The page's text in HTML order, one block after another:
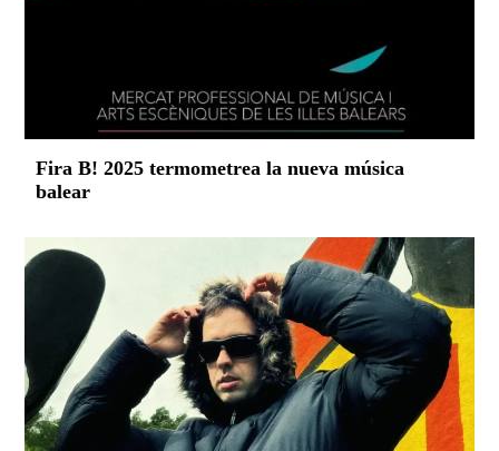
Fira B! 2025 termometrea la nueva música
balear